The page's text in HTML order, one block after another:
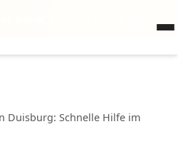
Stunde erledigt! ⚡
Duisburg: Schnelle Hilfe im